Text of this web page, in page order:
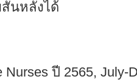
นหลังได้
Nurses ปี 2565,